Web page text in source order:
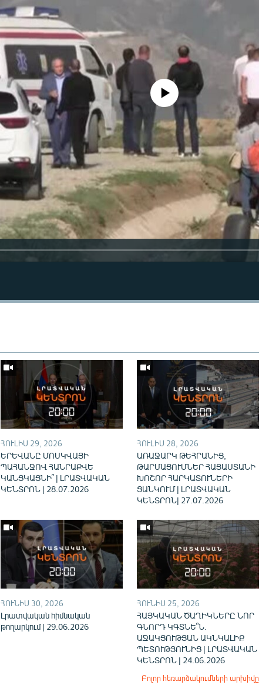
240p 360p
No media source currently available
ՀՈՒԼԻՍ 29, 2026
ԵՐԵՎԱՆԸ ՄՈՍԿՎԱՅԻ
ՊԱՀԱՆՋՈՎ ՀԱՆՐԱՔՎԵ
ԿԱՆՑԿԱՑՆԻ՞ | ԼՐԱՏՎԱԿԱՆ
ԿԵՆՏՐՈՆ | 28.07.2026
ՀՈՒԼԻՍ 28, 2026
ԱՌԱՋԱՐԿ ԹԵՀՐԱՆԻՑ,
ԹԱՐՄԱՑՈՒՄՆԵՐ ՀԱՅԱՍՏԱՆԻ
ԽՈՇՈՐ ՀԱՐԿԱՏՈՒՆԵՐԻ
ՑԱՆԿՈՒՄ | ԼՐԱՏՎԱԿԱՆ
ԿԵՆՏՐՈՆ| 27.07.2026
ՀՈՒՆԻՍ 30, 2026
Լրատվական հիմնական
թողարկում | 29.06.2026
ՀՈՒՆԻՍ 25, 2026
ՀԱՅԿԱԿԱՆ ԾԱՂԻԿՆԵՐԸ ՆՈՐ
ԳՆՈՐԴ ԿԳՏՆԵ՞Ն.
ԱՋԱԿՑՈՒԹՅԱՆ ԱԿՆԿԱԼԻՔ
ՊԵՏՈՒԹՅՈՒՆԻՑ | ԼՐԱՏՎԱԿԱՆ
ԿԵՆՏՐՈՆ | 24.06.2026
Բոլոր հեռարձակումների արխիվը